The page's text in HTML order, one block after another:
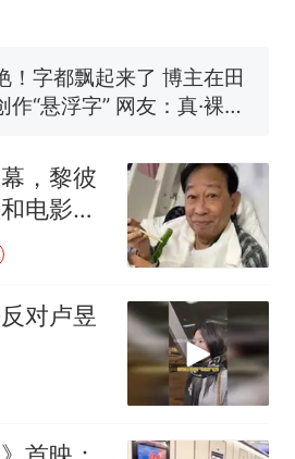
“不想干了特提出辞职”，疑
京大学数院院长辞职信流
长一职，不清楚辞职信来
曾用手绘图做头像
，黎彼
电影你
对卢昱